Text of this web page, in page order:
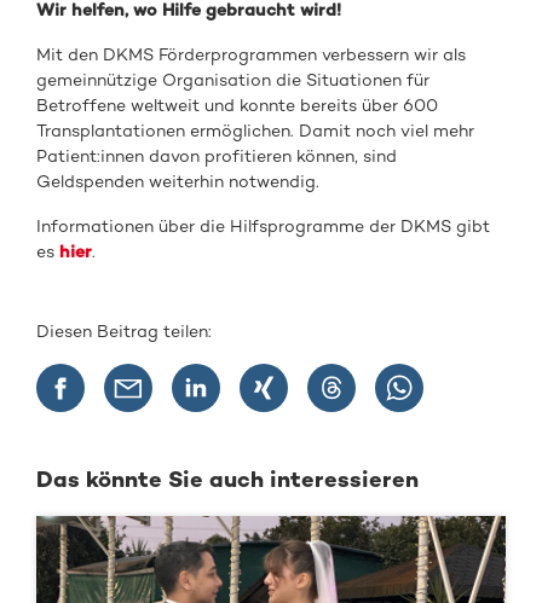
Wir helfen, wo Hilfe gebraucht wird!
Mit den DKMS Förderprogrammen verbessern wir als
gemeinnützige Organisation die Situationen für
Betroffene weltweit und konnte bereits über 600
Transplantationen ermöglichen. Damit noch viel mehr
Patient:innen davon profitieren können, sind
Geldspenden weiterhin notwendig.
Informationen über die Hilfsprogramme der DKMS gibt
es hier.
Diesen Beitrag teilen:
Das könnte Sie auch interessieren